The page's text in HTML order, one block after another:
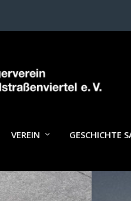
VEREIN GESCHICHTE